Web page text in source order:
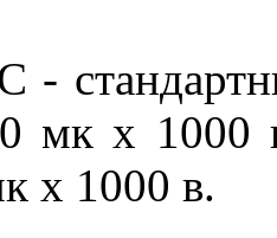
-
мк х 1000
х 1000 в.